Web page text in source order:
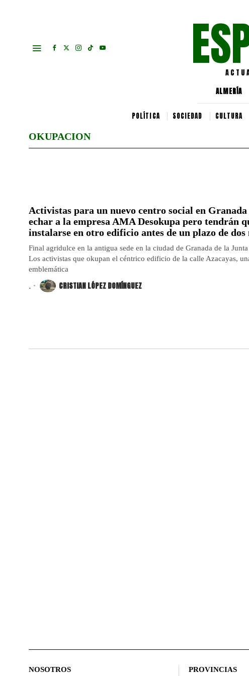
ALMERÍA
POLÍTICA SOCIEDAD CULTURA
OKUPACION
Activistas para un nuevo centro social en Granada
echar a la empresa AMA Desokupa pero tendrán
instalarse en otro edificio antes de un plazo de dos
Final agridulce en la antigua sede en la ciudad de Granada de la
Los activistas que okupan el céntrico edificio de la calle Azacayas,
emblemática
. CRISTIAN LÓPEZ DOMÍNGUEZ
NOSOTROS PROVINCIAS